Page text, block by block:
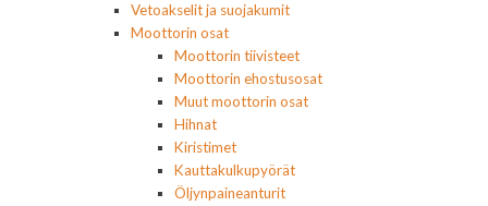
Vetoakselit ja suojakumit
Moottorin osat
Moottorin tiivisteet
Moottorin ehostusosat
Muut moottorin osat
Hihnat
Kiristimet
Kauttakulkupyörät
Öljynpaineanturit